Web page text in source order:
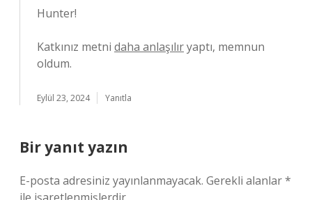
Hunter!
Katkınız metni daha anlaşılıryaptı, memnun
oldum.
Eylül 23, 2024 Yanıtla
Bir yanıt yazın
E-posta adresiniz yayınlanmayacak. Gerekli alanlar*